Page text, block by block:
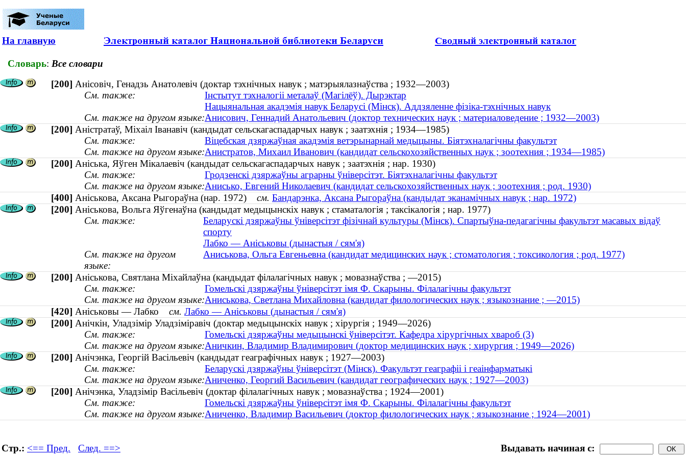
На главную
Словарь: Все словари
[200] Анісовіч, Генадзь Анатолевіч (доктар тэхнічных навук ; матэрыялазнаўства ; 1932—2003)
См. также:
Інстытут тэхналогіі металаў (Магілёў). Дырэктар
Нацыянальная акадэмія навук Беларусі (Мінск). Аддзяленне фізіка-тэхнічных навук
См. также на другом языке:Анисович, Геннадий Анатольевич (доктор технических наук ; материаловедение ; 1932—2003)
[200] Аністратаў, Міхаіл Іванавіч (кандыдат сельскагаспадарчых навук ; заатэхнія ; 1934—1985)
См. также:
Віцебская дзяржаўная акадэмія ветэрынарнай медыцыны. Біятэхналагічны факультэт
См. также на другом языке:Анистратов, Михаил Иванович (кандидат сельскохозяйственных наук ; зоотехния ; 1934—1985)
[200] Аніська, Яўген Мікалаевіч (кандыдат сельскагаспадарчых навук ; заатэхнія ; нар. 1930)
См. также:
Гродзенскі дзяржаўны аграрны ўнiверсiтэт. Біятэхналагічны факультэт
См. также на другом языке:Анисько, Евгений Николаевич (кандидат сельскохозяйственных наук ; зоотехния ; род. 1930)
[400] Аніськова, Аксана Рыгораўна (нар. 1972) см. Бандарэнка, Аксана Рыгораўна (кандыдат эканамічных навук ; нар. 1972)
[200] Аніськова, Вольга Яўгенаўна (кандыдат медыцынскіх навук ; стаматалогія ; таксікалогія ; нар. 1977)
См. также:
Беларускі дзяржаўны ўніверсітэт фізічнай культуры (Мінск). Спартыўна-педагагічны факультэт масавых відаў
спорту
Лабко — Аніськовы (дынастыя / сям'я)
См. также на другом
языке:
Аниськова, Ольга Евгеньевна (кандидат медицинских наук ; стоматология ; токсикология ; род. 1977)
[200] Аніськова, Святлана Міхайлаўна (кандыдат філалагічных навук ; мовазнаўства ; —2015)
См. также:
Гомельскі дзяржаўны ўніверсітэт імя Ф. Скарыны. Філалагічны факультэт
См. также на другом языке:Аниськова, Светлана Михайловна (кандидат филологических наук ; языкознание ; —2015)
[420] Аніськовы — Лабко см. Лабко — Аніськовы (дынастыя / сям'я)
[200] Анічкін, Уладзімір Уладзіміравіч (доктар медыцынскіх навук ; хірургія ; 1949—2026)
См. также:
Гомельскі дзяржаўны медыцынскі ўніверсітэт. Кафедра хірургічных хвароб (3)
См. также на другом языке:Аничкин, Владимир Владимирович (доктор медицинских наук ; хирургия ; 1949—2026)
[200] Анічэнка, Георгій Васільевіч (кандыдат геаграфічных навук ; 1927—2003)
См. также:
Беларускі дзяржаўны ўніверсітэт (Мінск). Факультэт геаграфіі і геаінфарматыкі
См. также на другом языке:Аниченко, Георгий Васильевич (кандидат географических наук ; 1927—2003)
[200] Анічэнка, Уладзімір Васільевіч (доктар філалагічных навук ; мовазнаўства ; 1924—2001)
См. также:
Гомельскі дзяржаўны ўніверсітэт імя Ф. Скарыны. Філалагічны факультэт
См. также на другом языке:Аниченко, Владимир Васильевич (доктор филологических наук ; языкознание ; 1924—2001)
Стр.: <== Пред. След. ==> Выдавать начиная с: